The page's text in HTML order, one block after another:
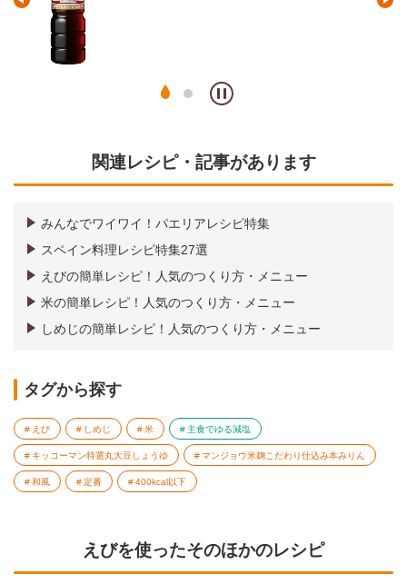
関連レシピ・記事があります
みんなでワイワイ！パエリアレシピ特集
スペイン料理レシピ特集27選
えびの簡単レシピ！人気のつくり方・メニュー
米の簡単レシピ！人気のつくり方・メニュー
しめじの簡単レシピ！人気のつくり方・メニュー
タグから探す
えび しめじ 米 主食でゆる減塩
キッコーマン特選丸大豆しょうゆ マンジョウ米麹こだわり仕込み本みりん
和風 定番 400kcal以下
えびを使ったそのほかのレシピ